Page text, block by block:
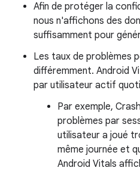
Afin de protéger la
nous n'affichons des
suffisamment pour
Les taux de problèmes
différemment. Android
par utilisateur actif
Par exemple,
problèmes par
utilisateur a joué
même journée et
Android Vitals